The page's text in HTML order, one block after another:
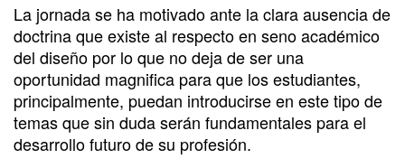
La jornada se ha motivado ante la clara ausencia de
doctrina que existe al respecto en seno académico
del diseño por lo que no deja de ser una
oportunidad magnifica para que los estudiantes,
principalmente, puedan introducirse en este tipo de
temas que sin duda serán fundamentales para el
desarrollo futuro de su profesión.